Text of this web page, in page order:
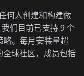
何人创建和构建做
们目前已支持 9 个
略。每月安装量超
球社区，成员包括